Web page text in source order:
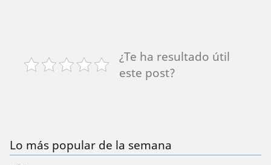
¿Te ha resultado útil
este post?
Lo más popular de la semana